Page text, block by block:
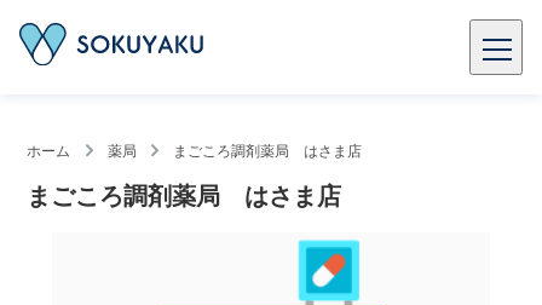
ホーム 薬局 まごころ調剤薬局 はさま店
まごころ調剤薬局 はさま店